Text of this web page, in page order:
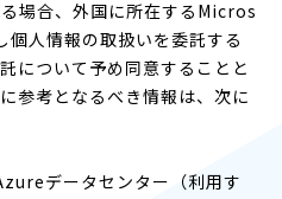
場合、外国に所在するMicros
人情報の取扱いを委託する
について予め同意することと
参考となるべき情報は、次に
データセンター（利用す